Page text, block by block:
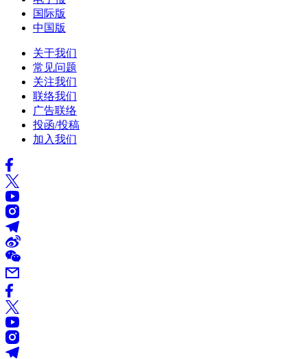
国际版
中国版
关于我们
常见问题
关注我们
联络我们
广告联络
投函/投稿
加入我们